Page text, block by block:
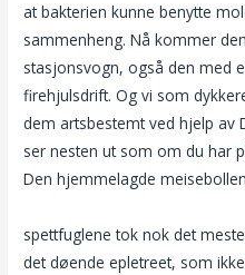
at bakterien kunne benytte
sammenheng. Nå kommer
stasjonsvogn, også den med
firehjulsdrift. Og vi som
dem artsbestemt ved hjelp av
ser nesten ut som om du har
Den hjemmelagde
spettfuglene tok nok det
det døende epletreet, som